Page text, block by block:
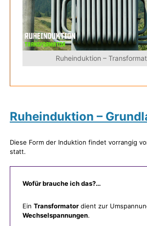
Ruheinduktion –
Ruheinduktion –
Diese Form der Induktion findet vorrangig
statt.
Wofür brauche ich das?…
Ein Transformator dient zur
Wechselspannungen.